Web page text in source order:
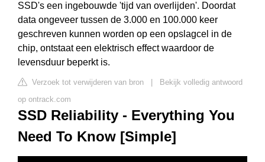
SSD's een ingebouwde 'tijd van overlijden'. Doordat
data ongeveer tussen de 3.000 en 100.000 keer
geschreven kunnen worden op een opslagcel in de
chip, ontstaat een elektrisch effect waardoor de
levensduur beperkt is.
Verzoek tot verwijderen van bron
Bekijk volledig antwoord
op ontrack.com
SSD Reliability - Everything You
Need To Know [Simple]